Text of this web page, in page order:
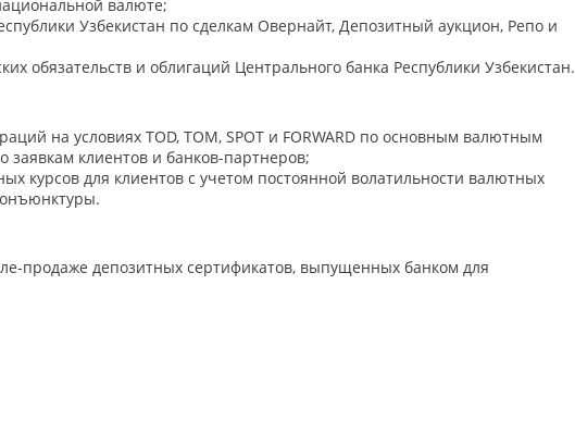
валюте;
Узбекистан по сделкам Овернайт, Депозитный аукцион, Репо и
обязательств и облигаций Центрального банка Республики Узбекистан.
на условиях TOD, TOM, SPOT и FORWARD по основным валютным
заявкам клиентов и банков-партнеров;
курсов для клиентов с учетом постоянной волатильности валютных
продаже депозитных сертификатов, выпущенных банком для